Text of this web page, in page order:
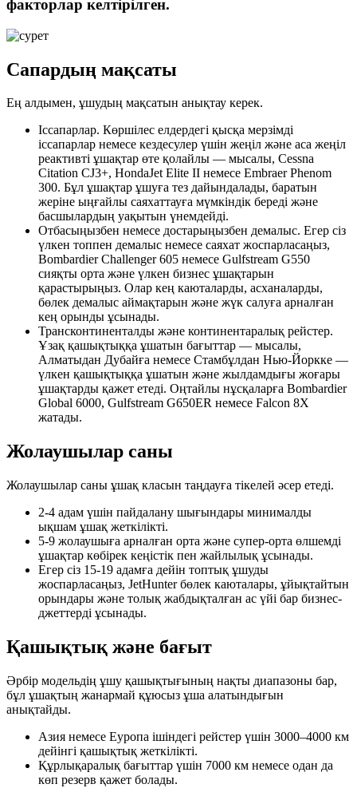
факторлар келтірілген.
Сапардың мақсаты
Ең алдымен, ұшудың мақсатын анықтау керек.
Іссапарлар. Көршілес елдердегі қысқа мерзімді
іссапарлар немесе кездесулер үшін жеңіл және аса жеңіл
реактивті ұшақтар өте қолайлы — мысалы, Cessna
Citation CJ3+, HondaJet Elite II немесе Embraer Phenom
300. Бұл ұшақтар ұшуға тез дайындалады, баратын
жеріне ыңғайлы саяхаттауға мүмкіндік береді және
басшылардың уақытын үнемдейді.
Отбасыңызбен немесе достарыңызбен демалыс. Егер сіз
үлкен топпен демалыс немесе саяхат жоспарласаңыз,
Bombardier Challenger 605 немесе Gulfstream G550
сияқты орта және үлкен бизнес ұшақтарын
қарастырыңыз. Олар кең каюталарды, асханаларды,
бөлек демалыс аймақтарын және жүк салуға арналған
кең орынды ұсынады.
Трансконтиненталды және континентаралық рейстер.
Ұзақ қашықтыққа ұшатын бағыттар — мысалы,
Алматыдан Дубайға немесе Стамбұлдан Нью-Йоркке —
үлкен қашықтыққа ұшатын және жылдамдығы жоғары
ұшақтарды қажет етеді. Оңтайлы нұсқаларға Bombardier
Global 6000, Gulfstream G650ER немесе Falcon 8X
жатады.
Жолаушылар саны
Жолаушылар саны ұшақ класын таңдауға тікелей әсер етеді.
2-4 адам үшін пайдалану шығындары минималды
ықшам ұшақ жеткілікті.
5-9 жолаушыға арналған орта және супер-орта өлшемді
ұшақтар көбірек кеңістік пен жайлылық ұсынады.
Егер сіз 15-19 адамға дейін топтық ұшуды
жоспарласаңыз, JetHunter бөлек каюталары, ұйықтайтын
орындары және толық жабдықталған ас үйі бар бизнес-
джеттерді ұсынады.
Қашықтық және бағыт
Әрбір модельдің ұшу қашықтығының нақты диапазоны бар,
бұл ұшақтың жанармай құюсыз ұша алатындығын
анықтайды.
Азия немесе Еуропа ішіндегі рейстер үшін 3000–4000 км
дейінгі қашықтық жеткілікті.
Құрлықаралық бағыттар үшін 7000 км немесе одан да
көп резерв қажет болады.